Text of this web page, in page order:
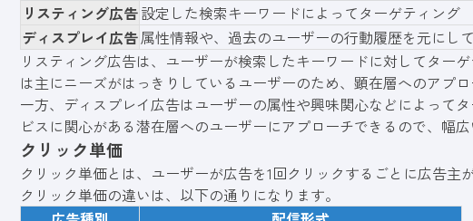
リスティング広告設定した検索キーワードによってターゲティング
ディスプレイ広告属性情報や、過去のユーザーの行動履歴を元にし
リスティング広告は、ユーザーが検索したキーワードに対してター
は主にニーズがはっきりしているユーザーのため、顕在層へのアプロ
一方、ディスプレイ広告はユーザーの属性や興味関心などによって
ビスに関心がある潜在層へのユーザーにアプローチできるので、幅
クリック単価
クリック単価とは、ユーザーが広告を1回クリックするごとに広告主
クリック単価の違いは、以下の通りになります。